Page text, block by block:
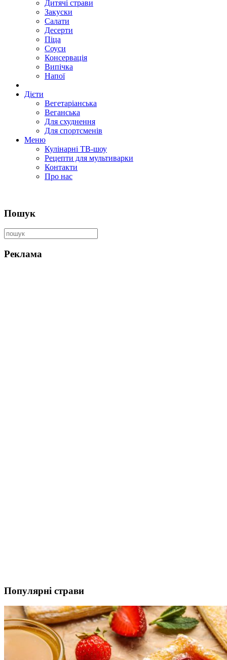
Дитячі страви
Закуски
Салати
Десерти
Піца
Соуси
Консервація
Випічка
Напої
Дієти
Вегетаріанська
Веганська
Для схуднення
Для спортсменів
Меню
Кулінарні ТВ-шоу
Рецепти для мультиварки
Контакти
Про нас
Пошук
Реклама
Популярні страви